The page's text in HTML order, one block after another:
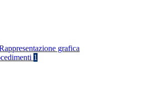
grafica
1